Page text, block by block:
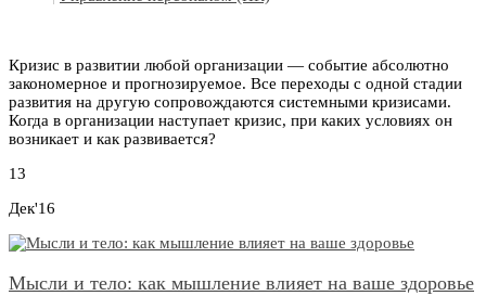
Кризис в развитии любой организации — событие абсолютно
закономерное и прогнозируемое. Все переходы с одной стадии
развития на другую сопровождаются системными кризисами.
Когда в организации наступает кризис, при каких условиях он
возникает и как развивается?
13
Дек'16
Мысли и тело: как мышление влияет на ваше здоровье